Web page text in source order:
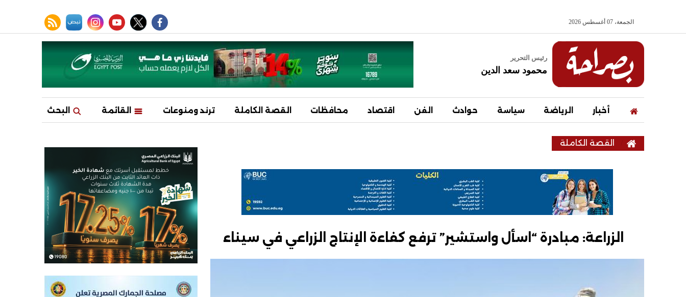
الجمعة، 07 أغسطس 2026
facebook
twitter
youtube
instagram
نبض rss feed
رئيس التحرير
محمود سعد الدين
أخبار الرياضة سياسة حوادث الفن اقتصاد محافظات القصة الكاملة ترند ومنوعات القائمة البحث
القصة الكاملة
الزراعة: مبادرة “اسأل واستشير” ترفع كفاءة الإنتاج الزراعي في سيناء